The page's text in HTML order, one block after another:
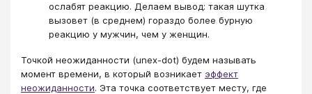
ослабят реакцию. Делаем вывод: такая шутка
вызовет (в среднем) гораздо более бурную
реакцию у мужчин, чем у женщин.
Точкой неожиданности (unex-dot) будем называть
момент времени, в который возникает эффект
неожиданности. Эта точка соответствует месту, где